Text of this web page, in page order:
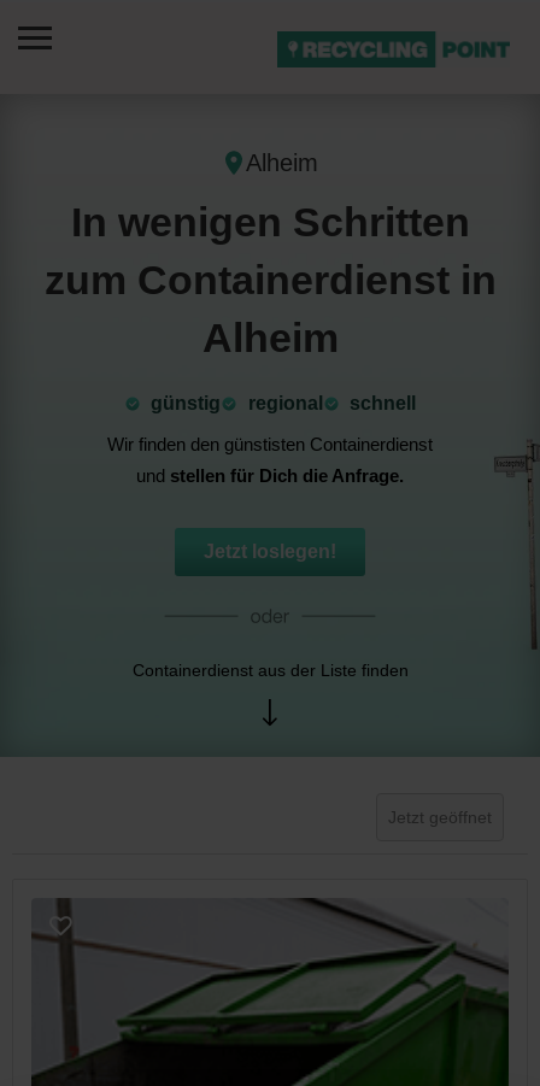
Alheim
In wenigen Schritten
zum Containerdienst in
Alheim
günstig ⁠regional
schnell
Wir finden den günstisten Containerdienst
und stellen für Dich die Anfrage.
Jetzt loslegen!
Containerdienst aus der Liste finden
Jetzt geöffnet